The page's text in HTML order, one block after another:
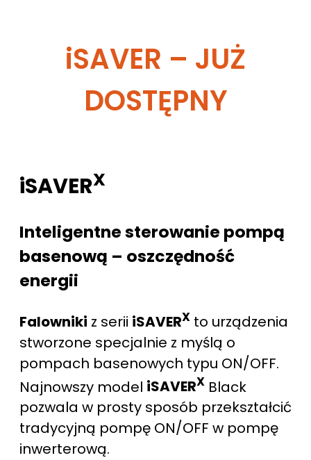
iSAVER – JUŻ
DOSTĘPNY
iSAVERX
Inteligentne sterowanie pompą
basenową – oszczędność
energii
Falowniki z serii iSAVERX to urządzenia
stworzone specjalnie z myślą o
pompach basenowych typu ON/OFF.
Najnowszy model iSAVERX Black
pozwala w prosty sposób przekształcić
tradycyjną pompę ON/OFF w pompę
inwerterową.